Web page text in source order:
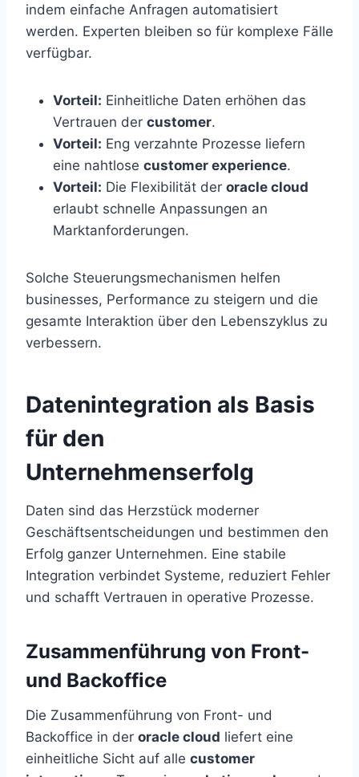
indem einfache Anfragen automatisiert
werden. Experten bleiben so für komplexe Fälle
verfügbar.
Vorteil: Einheitliche Daten erhöhen das
Vertrauen der customer.
Vorteil: Eng verzahnte Prozesse liefern
eine nahtlose customer experience.
Vorteil: Die Flexibilität der oracle cloud
erlaubt schnelle Anpassungen an
Marktanforderungen.
Solche Steuerungsmechanismen helfen
businesses, Performance zu steigern und die
gesamte Interaktion über den Lebenszyklus zu
verbessern.
Datenintegration als Basis
für den
Unternehmenserfolg
Daten sind das Herzstück moderner
Geschäftsentscheidungen und bestimmen den
Erfolg ganzer Unternehmen. Eine stabile
Integration verbindet Systeme, reduziert Fehler
und schafft Vertrauen in operative Prozesse.
Zusammenführung von Front-
und Backoffice
Die Zusammenführung von Front- und
Backoffice in der oracle cloud liefert eine
einheitliche Sicht auf alle customer